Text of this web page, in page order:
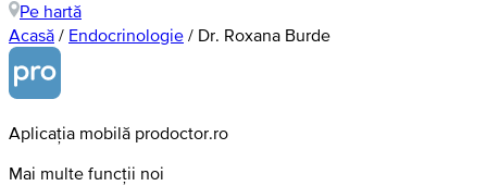
Pe hartă
Acasă / Endocrinologie / Dr. Roxana Burde
Aplicația mobilă prodoctor.ro
Mai multe funcții noi